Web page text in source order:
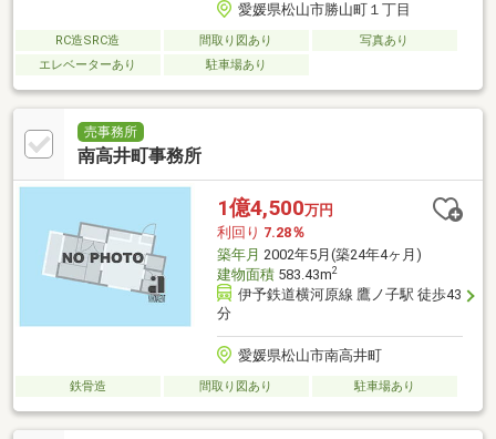
愛媛県松山市勝山町１丁目
RC造SRC造 間取り図あり
写真あり
エレベーターあり
駐車場あり
売事務所
南高井町事務所
1億4,500万円
利回り 7.28％
築年月 2002年5月(築24年4ヶ月)
建物面積583.43m2
伊予鉄道横河原線 鷹ノ子駅 徒歩43
分
愛媛県松山市南高井町
鉄骨造 間取り図あり 駐車場あり